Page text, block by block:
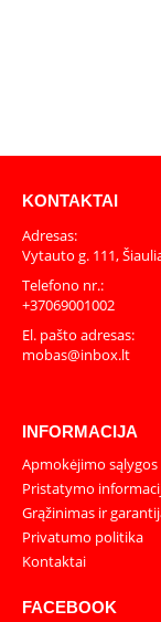
KONTAKTAI
Adresas:
Vytauto g. 111,
Telefono nr.:
+37069001002
El. pašto adresas:
mobas@inbox.lt
INFORMACIJA
Apmokėjimo sąlygos
Pristatymo
Grąžinimas ir
Privatumo politika
Kontaktai
FACEBOOK